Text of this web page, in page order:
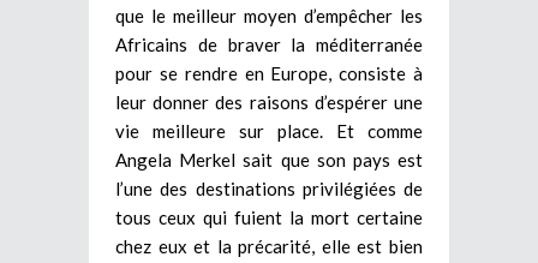
que le meilleur moyen d’empêcher les
Africains de braver la méditerranée
pour se rendre en Europe, consiste à
leur donner des raisons d’espérer une
vie meilleure sur place. Et comme
Angela Merkel sait que son pays est
l’une des destinations privilégiées de
tous ceux qui fuient la mort certaine
chez eux et la précarité, elle est bien